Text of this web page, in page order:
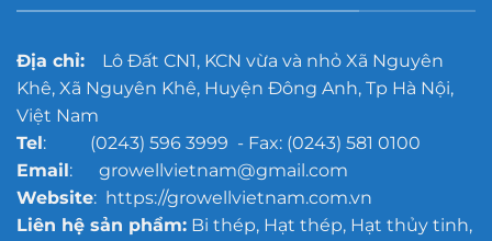
Địa chỉ:Lô Đất CN1, KCN vừa và nhỏ Xã Nguyên
Khê, Xã Nguyên Khê, Huyện Đông Anh, Tp Hà Nội,
Việt Nam
Tel: (0243) 596 3999 - Fax: (0243) 581 0100
Email: growellvietnam@gmail.com
Website: https://growellvietnam.com.vn
Liên hệ sản phẩm:Bi thép, Hạt thép, Hạt thủy tinh,